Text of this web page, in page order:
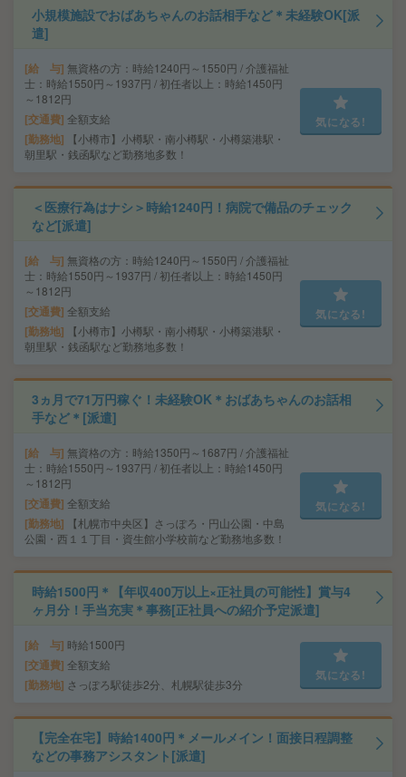
小規模施設でおばあちゃんのお話相手など＊未経験OK[派
遣]
給 与 無資格の方：時給1240円～1550円 / 介護福祉
士：時給1550円～1937円 / 初任者以上：時給1450円
～1812円
交通費 全額支給
勤務地
【小樽市】小樽駅・南小樽駅・小樽築港駅・
朝里駅・銭函駅など勤務地多数！
気になる!
＜医療行為はナシ＞時給1240円！病院で備品のチェック
など[派遣]
給 与 無資格の方：時給1240円～1550円 / 介護福祉
士：時給1550円～1937円 / 初任者以上：時給1450円
～1812円
交通費 全額支給
勤務地
【小樽市】小樽駅・南小樽駅・小樽築港駅・
朝里駅・銭函駅など勤務地多数！
気になる!
3ヵ月で71万円稼ぐ！未経験OK＊おばあちゃんのお話相
手など＊[派遣]
給 与 無資格の方：時給1350円～1687円 / 介護福祉
士：時給1550円～1937円 / 初任者以上：時給1450円
～1812円
交通費 全額支給
勤務地
【札幌市中央区】さっぽろ・円山公園・中島
公園・西１１丁目・資生館小学校前など勤務地多数！
気になる!
時給1500円＊【年収400万以上×正社員の可能性】賞与4
ヶ月分！手当充実＊事務[正社員への紹介予定派遣]
給 与 時給1500円
交通費 全額支給
勤務地 さっぽろ駅徒歩2分、札幌駅徒歩3分
気になる!
【完全在宅】時給1400円＊メールメイン！面接日程調整
などの事務アシスタント[派遣]